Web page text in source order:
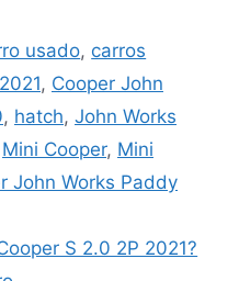
usado, carros
, Cooper John
, hatch, John Works
Mini Cooper, Mini
John Works Paddy
S 2.0 2P 2021?